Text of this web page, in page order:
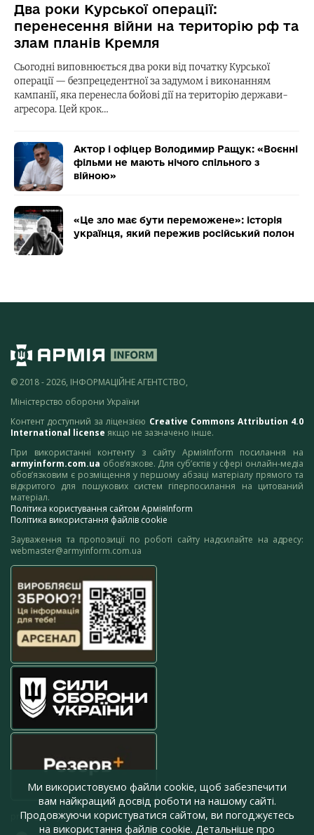
Два роки Курської операції:
перенесення війни на територію рф та
злам планів Кремля
Сьогодні виповнюється два роки від початку Курської
операції — безпрецедентної за задумом і виконанням
кампанії, яка перенесла бойові дії на територію держави-
агресора. Цей крок…
Актор і офіцер Володимир Ращук: «Воєнні
фільми не мають нічого спільного з
війною»
«Це зло має бути переможене»: історія
українця, який пережив російський полон
© 2018 - 2026, ІНФОРМАЦІЙНЕ АГЕНТСТВО,
Міністерство оборони України
Контент доступний за ліцензією Creative Commons Attribution 4.0
International license якщо не зазначено інше.
При використанні контенту з сайту АрміяInform посилання на
armyinform.com.ua обов’язкове. Для суб’єктів у сфері онлайн-медіа
обов’язковим є розміщення у першому абзаці матеріалу прямого та
відкритого для пошукових систем гіперпосилання на цитований
матеріал.
Політика користування сайтом АрміяInform
Політика використання файлів cookie
Зауваження та пропозиції по роботі сайту надсилайте на адресу:
webmaster@armyinform.com.ua
press@armyinform.com.ua
Ми використовуємо файли cookie, щоб забезпечити
вам найкращий досвід роботи на нашому сайті.
Продовжуючи користуватися сайтом, ви погоджуєтесь
на використання файлів cookie. Детальніше про